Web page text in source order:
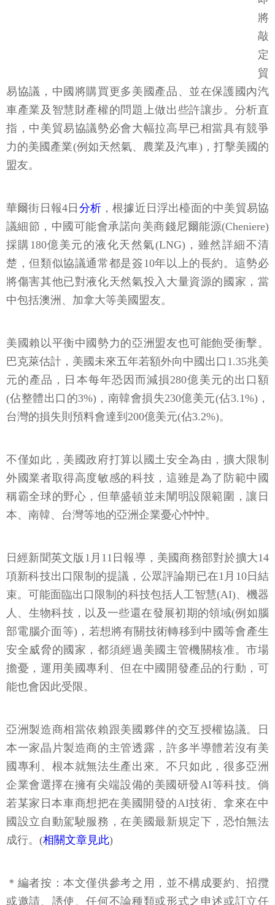
將
敲
定
貿
易協議，中國將購買更多美國產品、並在保護國內汽
車產業及智慧財產權的問題上做出些許讓步。分析直
指，中美貿易協議勢必會大幅拉高早已相當具有競爭
力的美國產業(例如天然氣、農業及汽車)，打擊美國的
盟友。
華爾街日報4日 分析，根據近日浮出檯面的中美貿易協
議細節，中國可能會承諾向美商錢尼爾能源(Cheniere)
採購180億美元的液化天然氣(LNG)，雖然詳細不清
楚，但類似協議通常都是簽10年以上的長約。這勢必
將傷害其他已對液化天然氣投入大量資源的國家，當
中包括澳洲、加拿大等美國盟友。
美國賴以平衡中國勢力的亞洲盟友也可能飽受衝擊。
巴克萊估計，美國未來五年若額外向中國出口1.35兆美
元的產品，日本每年恐因而減損280億美元的出口額
(佔整體出口的3%)，南韓會損失230億美元(佔3.1%)，
台灣的損失則預料會達到200億美元(佔3.2%)。
不僅如此，美國政府打算以國土安全為由，擴大限制
外國業者取得高度敏感的科技，這雖是為了防範中國
稱霸全球的野心，但華盛頓並未闡明設限範圍，讓日
本、南韓、台灣等地的亞洲企業憂心忡忡。
日經新聞英文版1月11日報導，美國商務部對於擴大14
項新科技出口限制的提議，公眾評論期已在1月10日結
束。可能面臨出口限制的科技包括人工智慧(AI)、機器
人、生物科技，以及一些還在發展初期的領域(例如腦
部電腦介面等)，若想將有關技術轉移到中國等會產生
安全威脅的國家，都須經過美國主管機關核准。市場
擔憂，運用美國專利、但在中國開發產品的行動，可
能也會因此受限。
亞洲製造商相當依賴跟美國夥伴的交互授權協議。日
本一家晶片製造商的主管透露，許多半導體若沒有美
國專利、根本就無法生產出來。不只如此，很多亞洲
企業會選擇在擁有尖端設備的美國研發AI等科技。倘
若某家日本車商想把在美國開發的AI技術、拿來在中
國設立自動駕駛服務，在美國最新規定下，恐怕無法
成行。(相關文章見此)
＊編者按：本文僅供參考之用，並不構成要約、招攬
或邀請、誘使、任何不論種類或形式之申述或訂立任